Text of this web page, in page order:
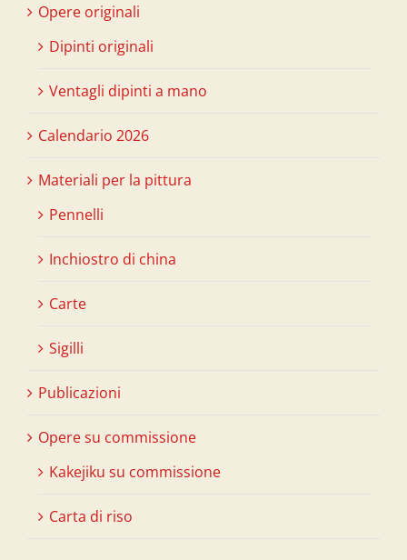
Opere originali
Dipinti originali
Ventagli dipinti a mano
Calendario 2026
Materiali per la pittura
Pennelli
Inchiostro di china
Carte
Sigilli
Publicazioni
Opere su commissione
Kakejiku su commissione
Carta di riso